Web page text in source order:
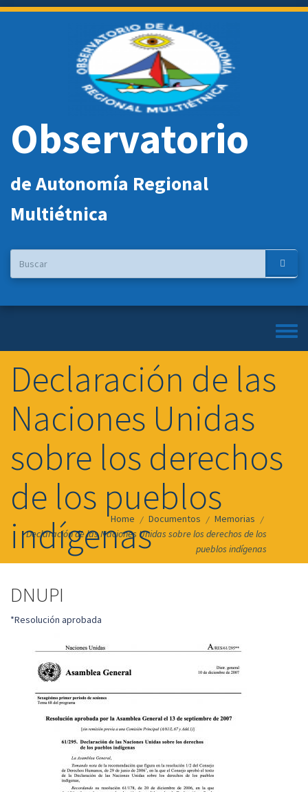
Pasar
Observatorio
de Autonomía Regional
Multiétnica
Buscar
Buscar
Toggle
menu
Declaración de las
Naciones Unidas
sobre los derechos
de los pueblos
indígenas
Home / Documentos / Memorias /
Declaración de las Naciones Unidas sobre los derechos de los
pueblos indígenas
DNUPI
*Resolución aprobada